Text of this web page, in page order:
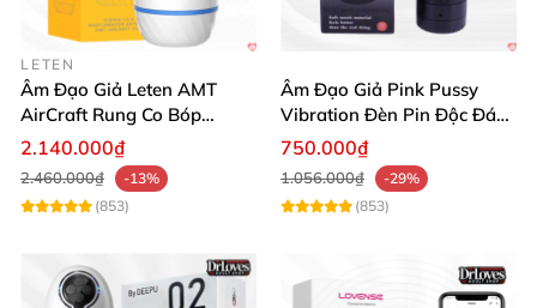
LETEN
Âm Đạo Giả Leten AMT
AirCraft Rung Co Bóp
Massage Tự Động
2.140.000₫
2.460.000₫
-13%
(853)
Âm Đạo Giả Pink Pussy
Vibration Đèn Pin Độc Đáo
Mua Ngay
750.000₫
1.056.000₫
-29%
(853)